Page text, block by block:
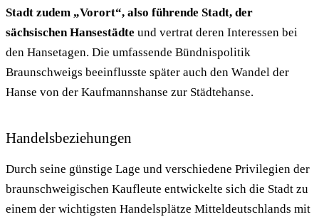
Stadt zudem „Vorort“, also führende Stadt, der
sächsischen Hansestädte und vertrat deren Interessen bei
den Hansetagen. Die umfassende Bündnispolitik
Braunschweigs beeinflusste später auch den Wandel der
Hanse von der Kaufmannshanse zur Städtehanse.
Handelsbeziehungen
Durch seine günstige Lage und verschiedene Privilegien der
braunschweigischen Kaufleute entwickelte sich die Stadt zu
einem der wichtigsten Handelsplätze Mitteldeutschlands mit